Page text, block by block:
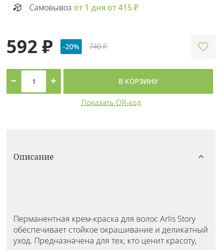
Самовывоз от 1 дня от 415 ₽
592 ₽ -20% 740 ₽
− + В КОРЗИНУ
Показать QR-код
Описание
Перманентная крем-краска для волос Arlis Story
обеспечивает стойкое окрашивание и деликатный
уход. Предназначена для тех, кто ценит красоту,